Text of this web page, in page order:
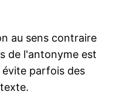
au sens contraire
de l'antonyme est
parfois des